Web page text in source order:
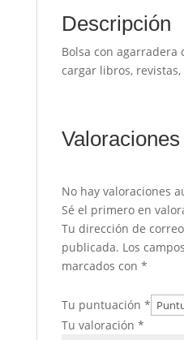
Descripción
Bolsa con agarradera
cargar libros, revistas,
Valoraciones
No hay valoraciones
Sé el primero en
Tu dirección de
publicada. Los
marcados con *
Tu puntuación *
Tu valoración *